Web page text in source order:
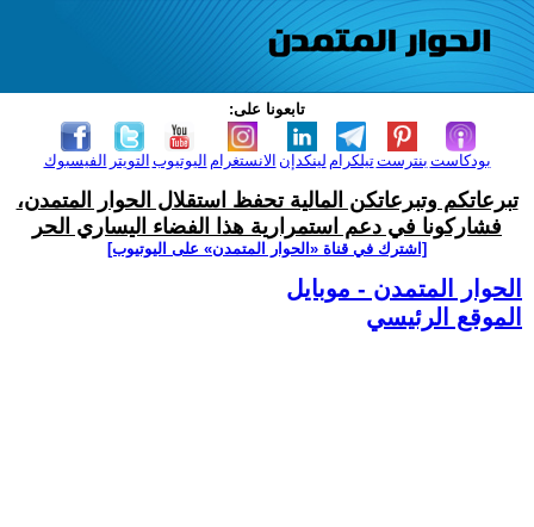
تابعونا على:
الفيسبوك التويتر اليوتيوب الانستغرام لينكدإن تيلكرامبنترست بودكاست
تبرعاتكم وتبرعاتكن المالية تحفظ استقلال الحوار المتمدن،
فشاركونا في دعم استمرارية هذا الفضاء اليساري الحر
[اشترك في قناة ‫«الحوار المتمدن» على اليوتيوب]
الحوار المتمدن - موبايل
الموقع الرئيسي